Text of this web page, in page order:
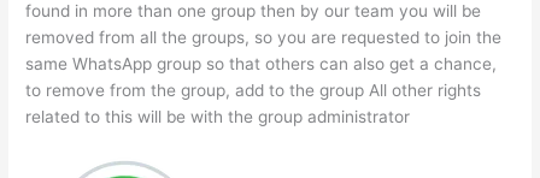
found in more than one group then by our team you will be
removed from all the groups, so you are requested to join the
same WhatsApp group so that others can also get a chance,
to remove from the group, add to the group All other rights
related to this will be with the group administrator